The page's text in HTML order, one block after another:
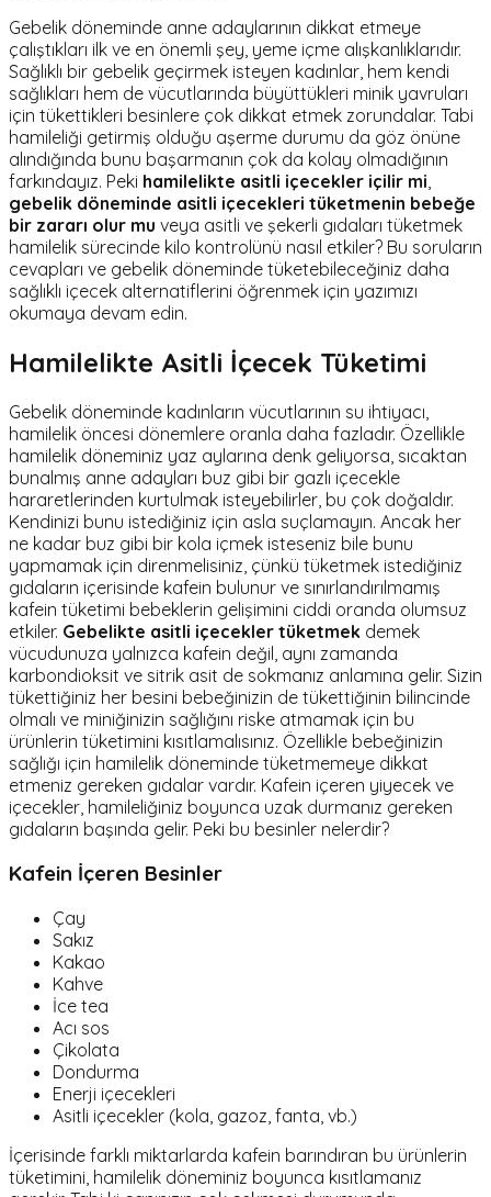
Gebelik döneminde anne adaylarının dikkat etmeye
çalıştıkları ilk ve en önemli şey, yeme içme alışkanlıklarıdır.
Sağlıklı bir gebelik geçirmek isteyen kadınlar, hem kendi
sağlıkları hem de vücutlarında büyüttükleri minik yavruları
için tükettikleri besinlere çok dikkat etmek zorundalar. Tabi
hamileliği getirmiş olduğu aşerme durumu da göz önüne
alındığında bunu başarmanın çok da kolay olmadığının
farkındayız. Peki hamilelikte asitli içecekler içilir mi
gebelik döneminde asitli içecekleri tüketmenin bebeğe
bir zararı olur mu veya asitli ve şekerli gıdaları tüketmek
hamilelik sürecinde kilo kontrolünü nasıl etkiler? Bu soruların
cevapları ve gebelik döneminde tüketebileceğiniz daha
sağlıklı içecek alternatiflerini öğrenmek için yazımızı
okumaya devam edin.
Hamilelikte Asitli İçecek Tüketimi
Gebelik döneminde kadınların vücutlarının su ihtiyacı,
hamilelik öncesi dönemlere oranla daha fazladır. Özellikle
hamilelik döneminiz yaz aylarına denk geliyorsa, sıcaktan
bunalmış anne adayları buz gibi bir gazlı içecekle
hararetlerinden kurtulmak isteyebilirler, bu çok doğaldır.
Kendinizi bunu istediğiniz için asla suçlamayın. Ancak her
ne kadar buz gibi bir kola içmek isteseniz bile bunu
yapmamak için direnmelisiniz, çünkü tüketmek istediğiniz
gıdaların içerisinde kafein bulunur ve sınırlandırılmamış
kafein tüketimi bebeklerin gelişimini ciddi oranda olumsuz
etkiler. Gebelikte asitli içecekler tüketmek demek
vücudunuza yalnızca kafein değil, aynı zamanda
karbondioksit ve sitrik asit de sokmanız anlamına gelir. Sizin
tükettiğiniz her besini bebeğinizin de tükettiğinin bilincinde
olmalı ve miniğinizin sağlığını riske atmamak için bu
ürünlerin tüketimini kısıtlamalısınız. Özellikle bebeğinizin
sağlığı için hamilelik döneminde tüketmemeye dikkat
etmeniz gereken gıdalar vardır. Kafein içeren yiyecek ve
içecekler, hamileliğiniz boyunca uzak durmanız gereken
gıdaların başında gelir. Peki bu besinler nelerdir?
Kafein İçeren Besinler
Çay
Sakız
Kakao
Kahve
İce tea
Acı sos
Çikolata
Dondurma
Enerji içecekleri
Asitli içecekler (kola, gazoz, fanta, vb.)
İçerisinde farklı miktarlarda kafein barındıran bu ürünlerin
tüketimini, hamilelik döneminiz boyunca kısıtlamanız